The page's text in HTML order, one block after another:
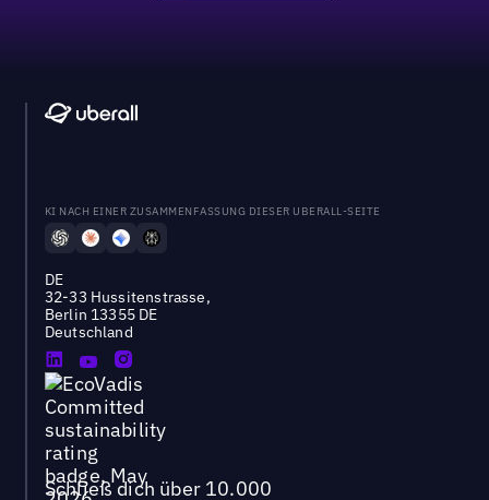
KI NACH EINER ZUSAMMENFASSUNG DIESER UBERALL-SEITE
DE
32-33 Hussitenstrasse,
Berlin 13355 DE
Deutschland
Schließ dich über 10.000